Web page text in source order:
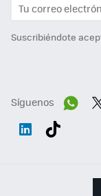
Suscribiéndote
Síguenos